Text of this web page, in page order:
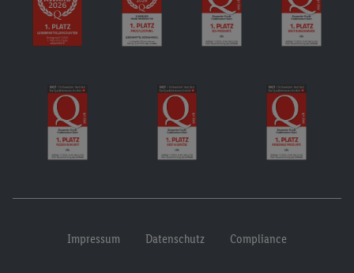
Impressum Datenschutz Compliance